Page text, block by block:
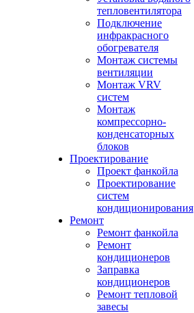
тепловентилятора
Подключение
инфракрасного
обогревателя
Монтаж системы
вентиляции
Монтаж VRV
систем
Монтаж
компрессорно-
конденсаторных
блоков
Проектирование
Проект фанкойла
Проектирование
систем
кондиционирования
Ремонт
Ремонт фанкойла
Ремонт
кондиционеров
Заправка
кондиционеров
Ремонт тепловой
завесы